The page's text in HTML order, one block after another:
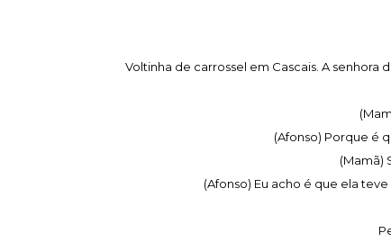
Voltinha de carrossel em Cascais. A
(Afonso) Porque é
(Mamã)
(Afonso) Eu acho é que ela teve